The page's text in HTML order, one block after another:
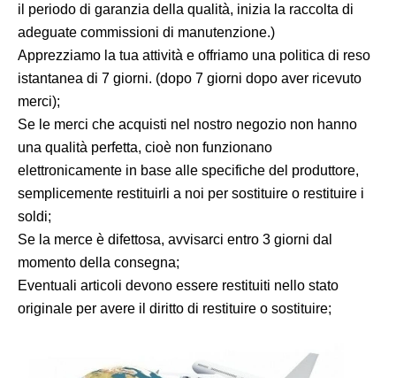
il periodo di garanzia della qualità, inizia la raccolta di
adeguate commissioni di manutenzione.)
Apprezziamo la tua attività e offriamo una politica di reso
istantanea di 7 giorni. (dopo 7 giorni dopo aver ricevuto
merci);
Se le merci che acquisti nel nostro negozio non hanno
una qualità perfetta, cioè non funzionano
elettronicamente in base alle specifiche del produttore,
semplicemente restituirli a noi per sostituire o restituire i
soldi;
Se la merce è difettosa, avvisarci entro 3 giorni dal
momento della consegna;
Eventuali articoli devono essere restituiti nello stato
originale per avere il diritto di restituire o sostituire;